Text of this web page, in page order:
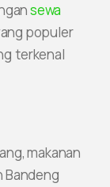
sewa
populer
terkenal
makanan
Bandeng